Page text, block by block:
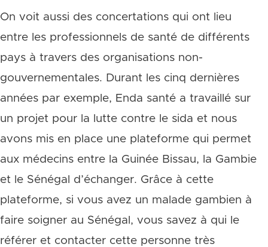
On voit aussi des concertations qui ont lieu
entre les professionnels de santé de différents
pays à travers des organisations non-
gouvernementales. Durant les cinq dernières
années par exemple, Enda santé a travaillé sur
un projet pour la lutte contre le sida et nous
avons mis en place une plateforme qui permet
aux médecins entre la Guinée Bissau, la Gambie
et le Sénégal d’échanger. Grâce à cette
plateforme, si vous avez un malade gambien à
faire soigner au Sénégal, vous savez à qui le
référer et contacter cette personne très